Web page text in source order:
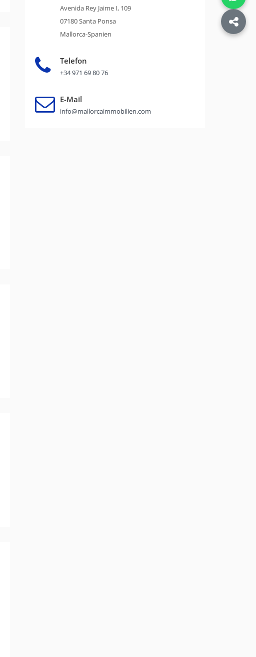
Avenida Rey Jaime I, 109
07180 Santa Ponsa
Mallorca-Spanien
Telefon
+34 971 69 80 76
E-Mail
info@mallorcaimmobilien.com